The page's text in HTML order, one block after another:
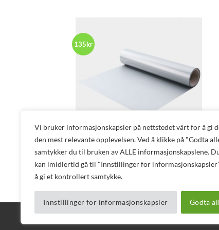
Vi bruker informasjonskapsler på nettstedet vårt for å gi
den mest relevante opplevelsen. Ved å klikke på "Godta
samtykker du til bruken av ALLE informasjonskapslene.
kan imidlertid gå til "Innstillinger for
å gi et kontrollert samtykke.
Innstillinger for informasjonskapsler Godta
135kr
HOTMARK REVOLUTION
Hotmark Rev Silver 323 Tekstilfolie
kr
905 kr2 700
kr 2
700